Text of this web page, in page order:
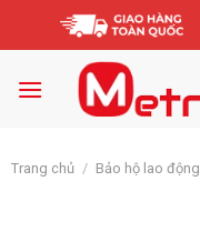
Trang chủ / Bảo hộ lao động